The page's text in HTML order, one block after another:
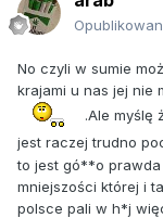
No czyli w sumie
krajami u nas jej nie
.Ale
jest raczej trudno
to jest gó**o prawda
mniejszości której i
polsce pali w h*j